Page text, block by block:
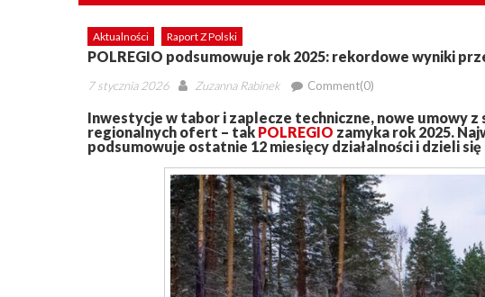
Aktualności Raport Z Polski
POLREGIO podsumowuje rok 2025: rekordowe wyniki
Posted
7 stycznia 2026 Author
Zuzanna Rabinek Comment(0)
Inwestycje w tabor i zaplecze techniczne, nowe umowy
regionalnych ofert – tak POLREGIO zamyka rok 2025.
podsumowuje ostatnie 12 miesięcy działalności i dzieli się